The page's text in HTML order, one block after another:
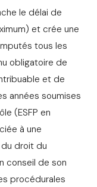
le délai de
et crée une
tous les
obligatoire de
et de
années soumises
(ESFP en
à une
droit du
conseil de son
procédurales